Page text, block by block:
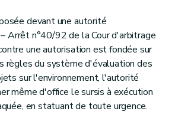
devant une autorité
– Arrêt n°40/92 de la Cour d'arbitrage
une autorisation est fondée sur
règles du système d'évaluation des
sur l'environnement, l'autorité
même d'office le sursis à exécution
en statuant de toute urgence.